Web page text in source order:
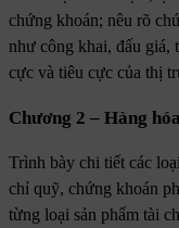
chứng khoán; nêu rõ
như công khai, đấu giá,
cực và tiêu cực của thị
Chương 2 – Hàng
Trình bày chi tiết các
chỉ quỹ, chứng khoán
từng loại sản phẩm tài